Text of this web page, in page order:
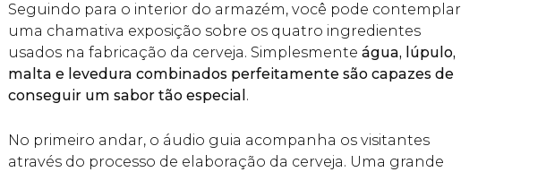
Seguindo para o interior do armazém, você pode contemplar
uma chamativa exposição sobre os quatro ingredientes
usados na fabricação da cerveja. Simplesmente água, lúpulo,
malta e levedura combinados perfeitamente são capazes de
conseguir um sabor tão especial .
No primeiro andar, o áudio guia acompanha os visitantes
através do processo de elaboração da cerveja. Uma grande